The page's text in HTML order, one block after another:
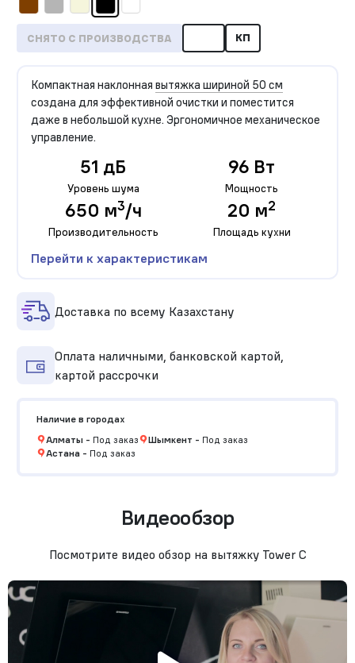
СНЯТО С ПРОИЗВОДСТВА КП
Компактная наклонная вытяжка шириной 50 см
создана для эффективной очистки и поместится
даже в небольшой кухне. Эргономичное механическое
управление.
51 дБ
Уровень шума
96 Вт
Мощность
650 м3/ч
Производительность
20 м2
Площадь кухни
Перейти к характеристикам
Доставка по всему Казахстану
Оплата наличными, банковской картой,
картой рассрочки
Наличие в городах
Алматы- Под заказ Шымкент - Под заказ
Астана- Под заказ
Видеообзор
Посмотрите видео обзор на вытяжку Tower С